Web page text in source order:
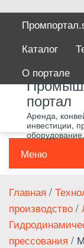
Каталог
О портале
портал
Аренда,
инвестиции,
Меню
Главная /
производство /
прессования /